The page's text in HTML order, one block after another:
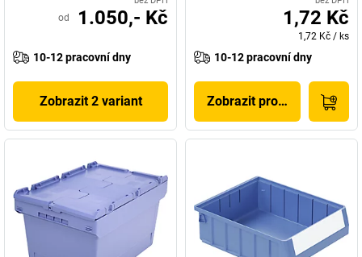
od 1.050,- Kč
10-12 pracovní dny
Zobrazit 2 variant
1,72 Kč
1,72 Kč / ks
10-12 pracovní dny
Zobrazit produkt